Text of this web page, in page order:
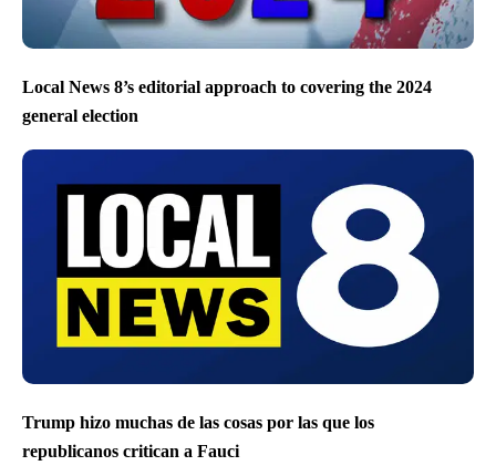
Local News 8’s editorial approach to covering the 2024
general election
Trump hizo muchas de las cosas por las que los
republicanos critican a Fauci